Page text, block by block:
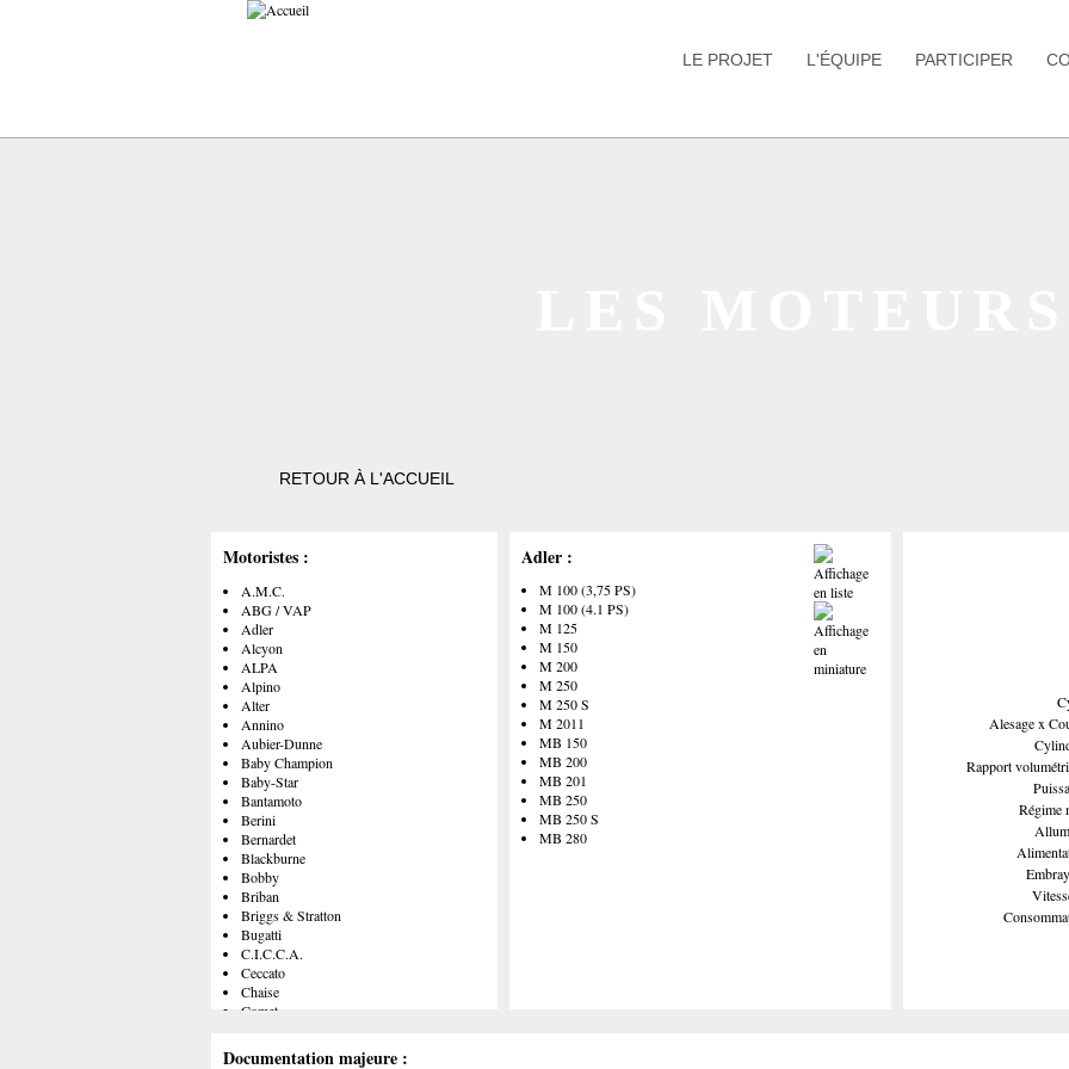
LE PROJET L'ÉQUIPE PARTICIPER
RETOUR À L'ACCUEIL
Motoristes :
A.M.C.
ABG / VAP
Adler
Alcyon
ALPA
Alpino
Alter
Annino
Aubier-Dunne
Baby Champion
Baby-Star
Bantamoto
Berini
Bernardet
Blackburne
Bobby
Briban
Briggs & Stratton
Bugatti
C.I.C.C.A.
Ceccato
Chaise
Comet
Adler :
M 100 (3,75 PS)
M 100 (4.1 PS)
M 125
M 150
M 200
M 250
M 250 S
M 2011
MB 150
MB 200
MB 201
MB 250
MB 250 S
MB 280
Alesage x
Rapport
Régime
Documentation majeure :